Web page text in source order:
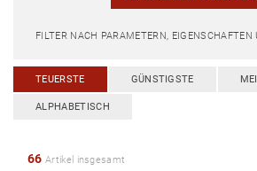
FILTER NACH PARAMETERN, EIGENSCHAFTEN
TEUERSTE GÜNSTIGSTE
ALPHABETISCH
66 Artikel insgesamt